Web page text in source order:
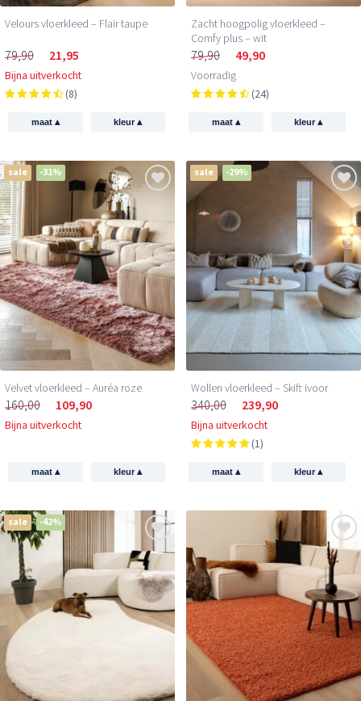
Velours vloerkleed – Flair taupe
79,90 21,95
Bijna uitverkocht
(8)
maat ▴ kleur▴
Zacht hoogpolig vloerkleed –
Comfy plus – wit
79,90 49,90
Voorradig
(24)
maat ▴ kleur▴
sale -31%
Velvet vloerkleed – Auréa roze
160,00 109,90
Bijna uitverkocht
maat ▴ kleur▴
sale -29%
Wollen vloerkleed – Skift ivoor
340,00 239,90
Bijna uitverkocht
(1)
maat ▴ kleur▴
sale -42%